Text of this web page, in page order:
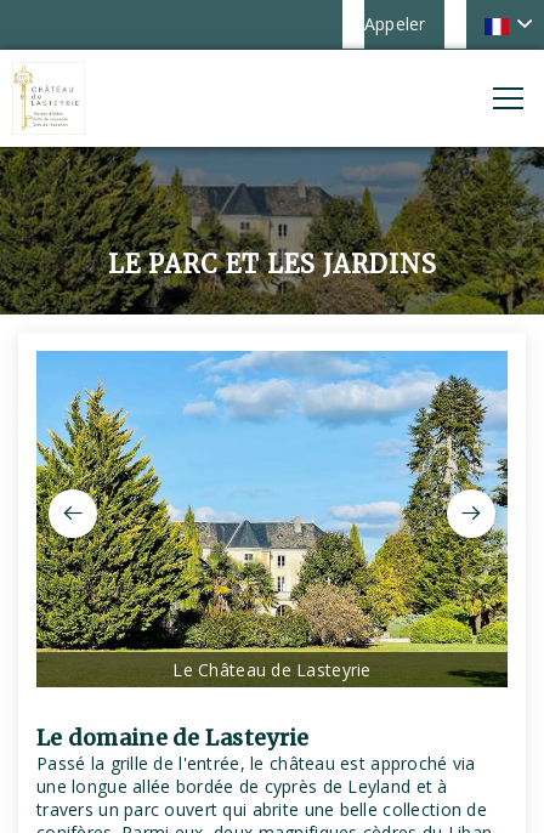
Appeler
LE PARC ET LES JARDINS
Le Château de Lasteyrie
Le domaine de Lasteyrie
Passé la grille de l'entrée, le château est approché via
une longue allée bordée de cyprès de Leyland et à
travers un parc ouvert qui abrite une belle collection de